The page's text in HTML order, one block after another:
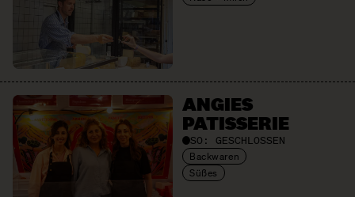
ANGIES
PATISSERIE
SO: GESCHLOSSEN
Backwaren
Süßes